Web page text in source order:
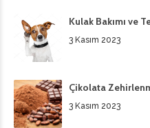
Kulak Bakımı ve
3 Kasım 2023
Çikolata
3 Kasım 2023